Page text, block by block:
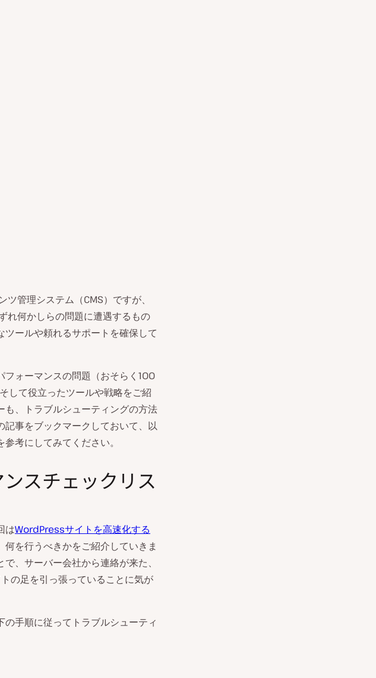
管理システム（CMS）ですが、
れ何かしらの問題に遭遇するもの
ールや頼れるサポートを確保して
ォーマンスの問題（おそらく100
して役立ったツールや戦略をご紹
、トラブルシューティングの方法
事をブックマークしておいて、以
参考にしてみてください。
スチェックリス
はWordPressサイトを高速化する
を行うべきかをご紹介していきま
、サーバー会社から連絡が来た、
の足を引っ張っていることに気が
手順に従ってトラブルシューティ